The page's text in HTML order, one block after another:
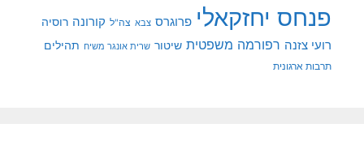
פנחס יחזקאלי פרוגרס צבא צה"ל קורונה רוסיה
רועי צזנה רפורמה משפטית שיטור שרית אונגר משיח תהילים
תרבות ארגונית